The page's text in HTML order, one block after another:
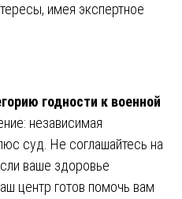
имея экспертное
годности к военной
независимая
суд. Не соглашайтесь на
ваше здоровье
центр готов помочь вам